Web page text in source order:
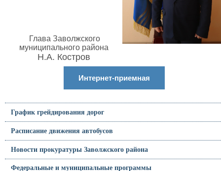
Глава Заволжского
муниципального района
Н.А. Костров
Интернет-приемная
График грейдирования дорог
Расписание движения автобусов
Новости прокуратуры Заволжского района
Федеральные и муниципальные программы